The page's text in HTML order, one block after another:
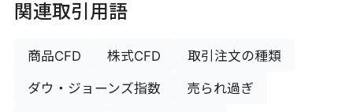
関連取引用語
商品CFD 株式CFD 取引注文の種類
ダウ・ジョーンズ指数 売られ過ぎ